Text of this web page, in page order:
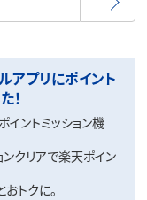
アプリにポイント
！
イントミッション機
クリアで楽天ポイン
トクに。